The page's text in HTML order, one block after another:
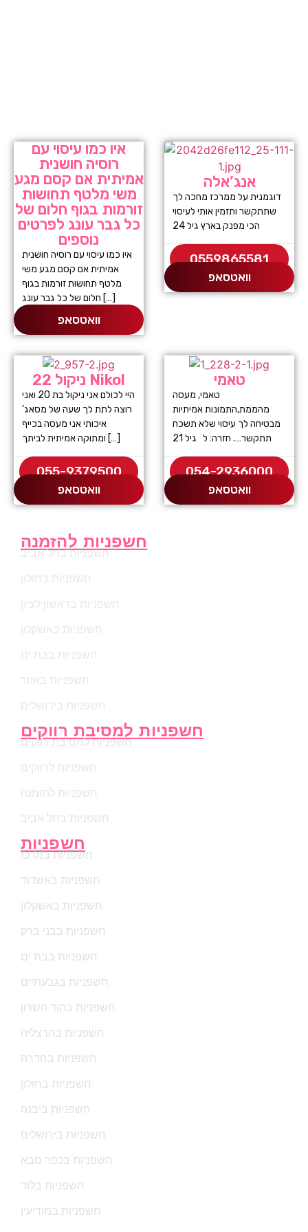
איו כמו עיסוי עם
רוסיה חושנית
אמיתית אם קסם מגע
משי מלטף תחושות
זורמות בגוף חלום של
כל גבר עונג לפרטים
נוספים
איו כמו עיסוי עם רוסיה חושנית
אמיתית אם קסם מגע משי
מלטף תחושות זורמות בגוף
חלום של כל גבר עונג […]
וואטסאפ
אנג’אלה
דוגמנית על ממרכז מחכה לך
שתתקשר ותזמין אותי לעיסוי
הכי מפנק בארץ גיל 24
0559865581
וואטסאפ
ניקול 22 Nikol
היי לכולם אני ניקול בת 20 ואני
רוצה לתת לך שעה של מסאג’
איכותי אני מעסה בכייף
ומתוקה אמיתית לביתך […]
055-9379500
וואטסאפ
טאמי
טאמי, מעסה
מהממת,התמונות אמיתיות
מבטיחה לך עיסוי שלא תשכח
054-2936000
וואטסאפ
חשפניות להזמנה
חשפניות בתל אביב
חשפניות בחולון
חשפניות בראשון לציון
חשפניות באשקלון
חשפניות בבת ים
חשפניות באזור
חשפניות בירושלים
חשפניות למסיבת רווקים
חשפניות למסיבת רווקים
חשפניות לרווקים
חשפניות להזמנה
חשפניות בתל אביב
חשפניות
חשפניות במרכז
חשפניות באשדוד
חשפניות באשקלון
חשפניות בבני ברק
חשפניות בבת ים
חשפניות בגבעתיים
חשפניות בהוד השרון
חשפניות בהרצליה
חשפניות בחדרה
חשפניות בחולון
חשפניות ביבנה
חשפניות בירושלים
חשפניות בכפר סבא
חשפניות בלוד
חשפניות במודיעין